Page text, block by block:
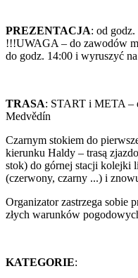
PREZENTACJA: od godz.
!!!UWAGA – do zawodów
do godz. 14:00 i wyruszyć
TRASA: START i META –
Medvědín
Czarnym stokiem do
kierunku Haldy – trasą
stok) do górnej stacji kolejki
(czerwony, czarny ...) i
Organizator zastrzega sobie
złych warunków
KATEGORIE: